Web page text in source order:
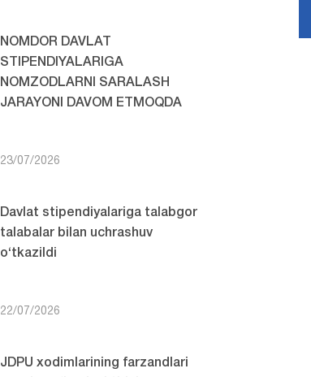
NOMDOR DAVLAT
STIPENDIYALARIGA
NOMZODLARNI SARALASH
JARAYONI DAVOM ETMOQDA
23/07/2026
Davlat stipendiyalariga talabgor
talabalar bilan uchrashuv
o‘tkazildi
22/07/2026
JDPU xodimlarining farzandlari